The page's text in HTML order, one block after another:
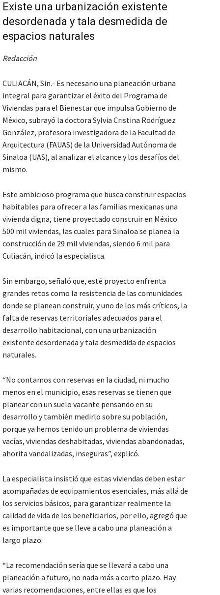
Existe una urbanización existente
desordenada y tala desmedida de
espacios naturales
Redacción
CULIACÁN, Sin.- Es necesario una planeación urbana
integral para garantizar el éxito del Programa de
Viviendas para el Bienestar que impulsa Gobierno de
México, subrayó la doctora Sylvia Cristina Rodríguez
González, profesora investigadora de la Facultad de
Arquitectura (FAUAS) de la Universidad Autónoma de
Sinaloa (UAS), al analizar el alcance y los desafíos del
mismo.
Este ambicioso programa que busca construir espacios
habitables para ofrecer a las familias mexicanas una
vivienda digna, tiene proyectado construir en México
500 mil viviendas, las cuales para Sinaloa se planea la
construcción de 29 mil viviendas, siendo 6 mil para
Culiacán, indicó la especialista.
Sin embargo, señaló que, esté proyecto enfrenta
grandes retos como la resistencia de las comunidades
donde se planean construir, y uno de los más críticos, la
falta de reservas territoriales adecuados para el
desarrollo habitacional, con una urbanización
existente desordenada y tala desmedida de espacios
naturales.
“No contamos con reservas en la ciudad, ni mucho
menos en el municipio, esas reservas se tienen que
planear con un suelo vacante pensando en su
desarrollo y también medirlo sobre su población,
porque ya hemos tenido un problema de viviendas
vacías, viviendas deshabitadas, viviendas abandonadas,
ahorita vandalizadas, inseguras”, explicó.
La especialista insistió que estas viviendas deben estar
acompañadas de equipamientos esenciales, más allá de
los servicios básicos, para garantizar realmente la
calidad de vida de los beneficiarios, por ello, agregó que
es importante que se lleve a cabo una planeación a
largo plazo.
“La recomendación sería que se llevará a cabo una
planeación a futuro, no nada más a corto plazo. Hay
varias recomendaciones, entre ellas es que los